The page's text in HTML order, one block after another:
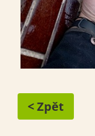
< Zpět